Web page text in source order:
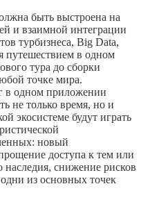
быть выстроена на
и взаимной интеграции
турбизнеса, Big Data,
путешествием в одном
тура до сборки
точке мира.
в одном приложении
не только время, но и
экосистеме будут играть
новый
доступа к тем или
снижение рисков
из основных точек